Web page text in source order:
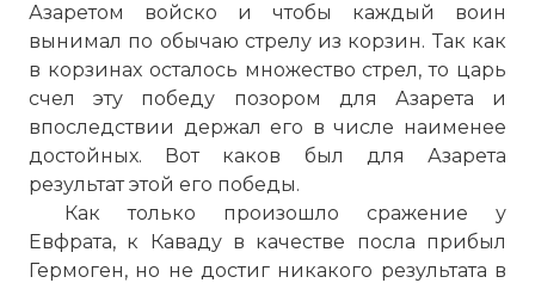
Азаретом войско и чтобы каждый воин
вынимал по обычаю стрелу из корзин. Так как
в корзинах осталось множество стрел, то царь
счел эту победу позором для Азарета и
впоследствии держал его в числе наименее
достойных. Вот каков был для Азарета
результат этой его победы.
Как только произошло сражение у
Евфрата, к Каваду в качестве посла прибыл
Гермоген, но не достиг никакого результата в